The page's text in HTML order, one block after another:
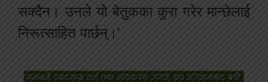
सक्दैन। उनले यो बेतुकका कुरा गरेर मान्छेलाई
निरूत्साहित पार्छन्।’